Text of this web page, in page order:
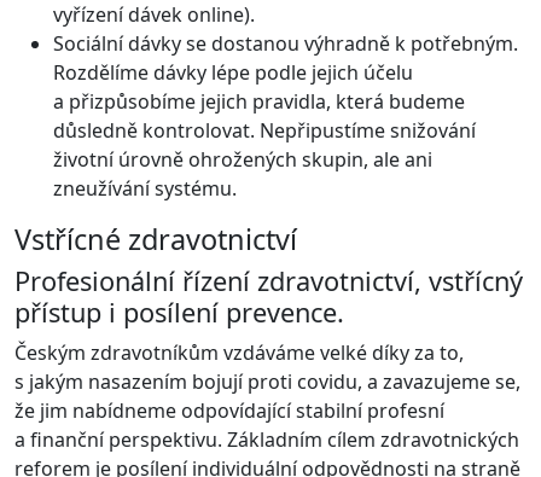
vyřízení dávek online).
Sociální dávky se dostanou výhradně k potřebným.
Rozdělíme dávky lépe podle jejich účelu
a přizpůsobíme jejich pravidla, která budeme
důsledně kontrolovat. Nepřipustíme snižování
životní úrovně ohrožených skupin, ale ani
zneužívání systému.
Vstřícné zdravotnictví
Profesionální řízení zdravotnictví, vstřícný
přístup i posílení prevence.
Českým zdravotníkům vzdáváme velké díky za to,
s jakým nasazením bojují proti covidu, a zavazujeme se,
že jim nabídneme odpovídající stabilní profesní
a finanční perspektivu. Základním cílem zdravotnických
reforem je posílení individuální odpovědnosti na straně